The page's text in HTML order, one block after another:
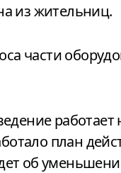
из жительниц.
части
план
об